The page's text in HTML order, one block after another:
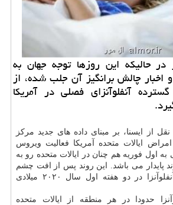
حالیكه این روزها توجه جهان به
اخبار چالش برانگیز آن جلب شده، از
آنفلوآنزای فصلی در آمریكا
از ایسنا، بر مبنای داده های جدید مركز
ایالات متحده آمریكا فعالیت ویروس
به اول فوریه هم چنان در ایالات متحده رو به
پایدار می باشد. این روند پس از افت چشم
گیر فعالیت ویروس آنفلوآنزا در دو هفته اول سال ۲۰۲۰ میلادی
حدودا در هر منطقه از ایالات متحده